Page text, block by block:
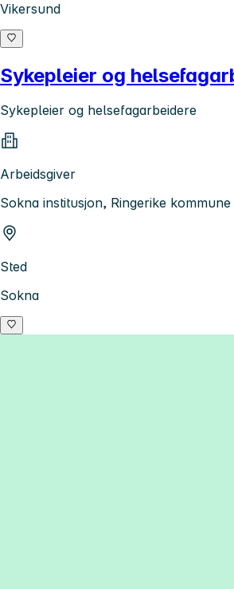
Vikersund
Sykepleier og
Sykepleier og helsefagarbeidere
Arbeidsgiver
Sokna institusjon, Ringerike kommune
Sted
Sokna